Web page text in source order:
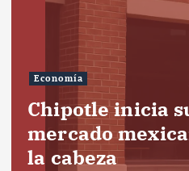
Economía
Chipotle inicia
mercado
la cabeza